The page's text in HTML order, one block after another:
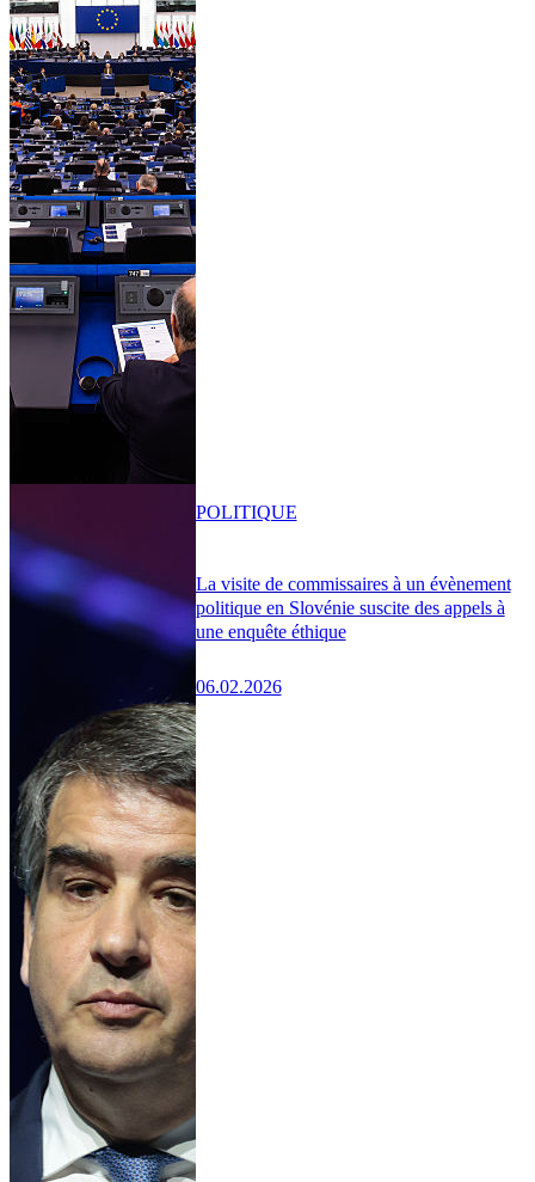
La visite de commissaires à un évènement
politique en Slovénie suscite des appels à
une enquête éthique
06.02.2026
POLITIQUE